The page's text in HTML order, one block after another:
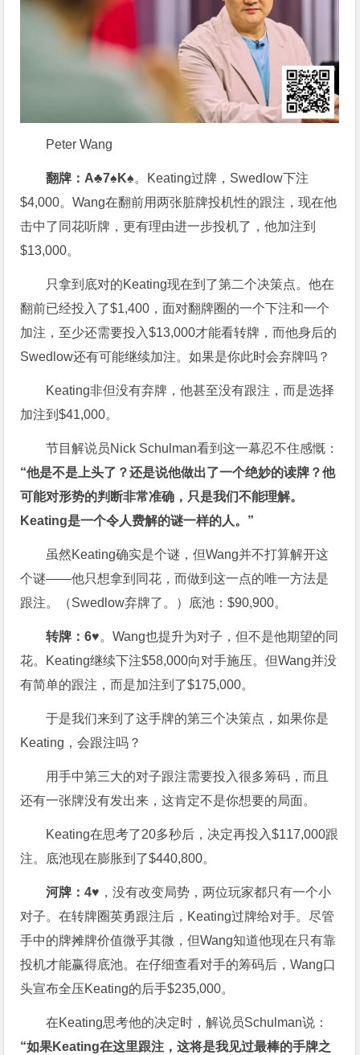
Peter Wang
翻牌：A♣7♠K♠。Keating过牌，Swedlow下注
$4,000。Wang在翻前用两张脏牌投机性的跟注，现在他
击中了同花听牌，更有理由进一步投机了，他加注到
$13,000。
只拿到底对的Keating现在到了第二个决策点。他在
翻前已经投入了$1,400，面对翻牌圈的一个下注和一个
加注，至少还需要投入$13,000才能看转牌，而他身后的
Swedlow还有可能继续加注。如果是你此时会弃牌吗？
Keating非但没有弃牌，他甚至没有跟注，而是选择
加注到$41,000。
节目解说员Nick Schulman看到这一幕忍不住感慨：
“他是不是上头了？还是说他做出了一个绝妙的读牌？他
可能对形势的判断非常准确，只是我们不能理解。
Keating是一个令人费解的谜一样的人。”
虽然Keating确实是个谜，但Wang并不打算解开这
个谜——他只想拿到同花，而做到这一点的唯一方法是
跟注。（Swedlow弃牌了。）底池：$90,900。
转牌：6♥。Wang也提升为对子，但不是他期望的同
花。Keating继续下注$58,000向对手施压。但Wang并没
有简单的跟注，而是加注到了$175,000。
于是我们来到了这手牌的第三个决策点，如果你是
Keating，会跟注吗？
用手中第三大的对子跟注需要投入很多筹码，而且
还有一张牌没有发出来，这肯定不是你想要的局面。
Keating在思考了20多秒后，决定再投入$117,000跟
注。底池现在膨胀到了$440,800。
河牌：4♥ ，没有改变局势，两位玩家都只有一个小
对子。在转牌圈英勇跟注后，Keating过牌给对手。尽管
手中的牌摊牌价值微乎其微，但Wang知道他现在只有靠
投机才能赢得底池。在仔细查看对手的筹码后，Wang口
头宣布全压Keating的后手$235,000。
在Keating思考他的决定时，解说员Schulman说：
“如果Keating在这里跟注，这将是我见过最棒的手牌之